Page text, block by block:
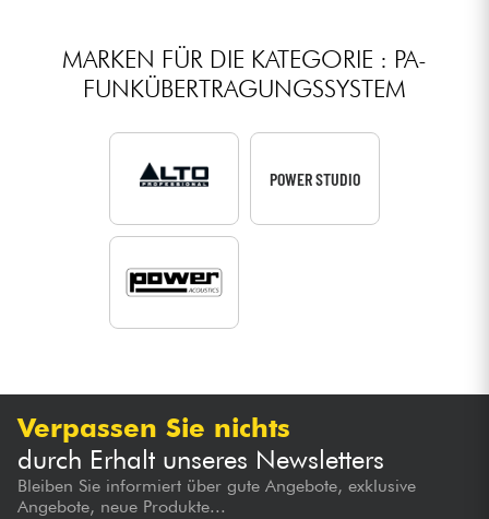
MARKEN FÜR DIE KATEGORIE : PA-
FUNKÜBERTRAGUNGSSYSTEM
POWER STUDIO
Verpassen Sie nichts
durch Erhalt unseres Newsletters
Bleiben Sie informiert über gute Angebote, exklusive
Angebote, neue Produkte...